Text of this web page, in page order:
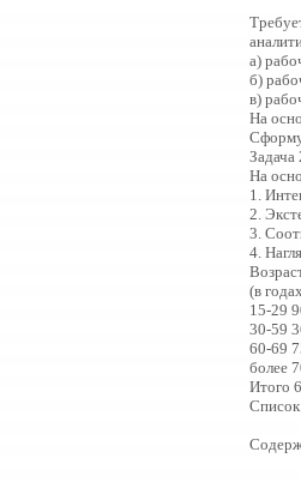
а)
б)
в)
На
Задача
На
1.
2.
3.
4.
(в
15-29
30-59
60-69
более
Итого
Список